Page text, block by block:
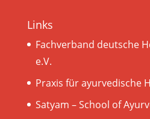
Links
Fachverband deutsche
e.V.
Praxis für ayurvedische
Satyam – School of